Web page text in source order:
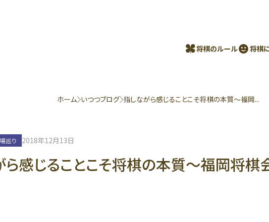
将棋のルール 将棋
ホーム いつつブログ 指しながら感じることこそ将棋の本質〜福岡...
巡り 2018年12月13日
ら感じることこそ将棋の本質〜福岡将棋